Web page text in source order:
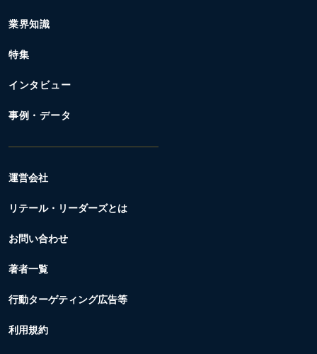
業界知識
特集
インタビュー
事例・データ
運営会社
リテール・リーダーズとは
お問い合わせ
著者一覧
行動ターゲティング広告等
利用規約